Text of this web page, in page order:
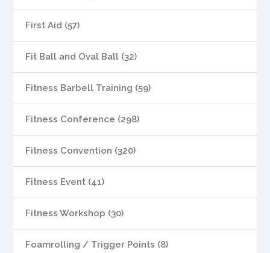
First Aid (57)
Fit Ball and Oval Ball (32)
Fitness Barbell Training (59)
Fitness Conference (298)
Fitness Convention (320)
Fitness Event (41)
Fitness Workshop (30)
Foamrolling / Trigger Points (8)